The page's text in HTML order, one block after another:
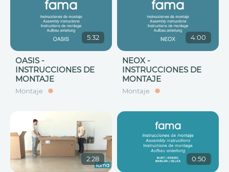
5:32
OASIS -
INSTRUCCIONES DE
MONTAJE
Montaje
4:00
NEOX -
INSTRUCCIONES DE
MONTAJE
Montaje
2:28 0:50